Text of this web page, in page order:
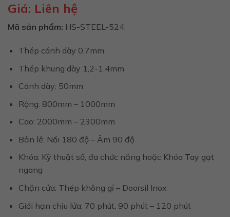
Giá: Liên hệ
Mã sản phẩm: HS-STEEL-524
Thép cánh dày 0,7mm
Thép khung dày 1,2-1,4mm
Cánh dày: 50mm
Rộng: 800mm – 1000mm
Cao: 2000mm – 2300mm
Bản lề: Nổi 180 độ – Âm 90 độ
Khóa: Kỹ thuật số, đa chức năng hoặc Khóa Tay gạt
ngang
Chặn cửa: Thép không gỉ – Doorsil Inox
Giới hạn chịu lửa: 70 phút, 90 phút – 120 phút